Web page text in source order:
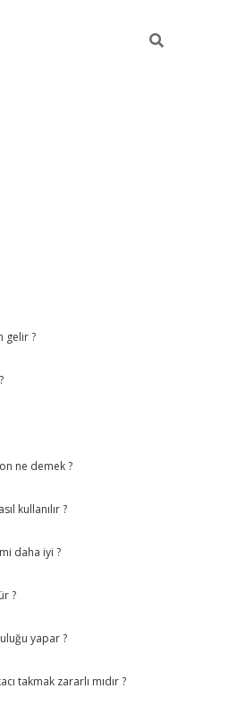
gelir ?
ne demek ?
kullanılır ?
daha iyi ?
?
yapar ?
takmak zararlı mıdır ?